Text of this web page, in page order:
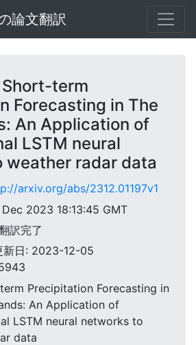
論文翻訳
Short-term
Forecasting in The
An Application of
LSTM neural
weather radar data
arxiv.org/abs/2312.01197v1
2023 18:13:45 GMT
訳完了
新日: 2023-12-05
Precipitation Forecasting in
An Application of
LSTM neural networks to
data